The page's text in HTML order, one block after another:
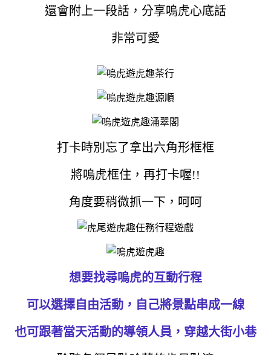
還會附上一段話，分享嗚虎心底話
非常可愛
打卡時別忘了拿出六角形框框
將嗚虎框住，再打卡喔!!
角度要稍微抓一下，呵呵
想要找尋嗚虎的互動行程
可以選擇自由活動，自己將景點串成一線
也可跟著當天活動的導領人員，穿越大街小巷